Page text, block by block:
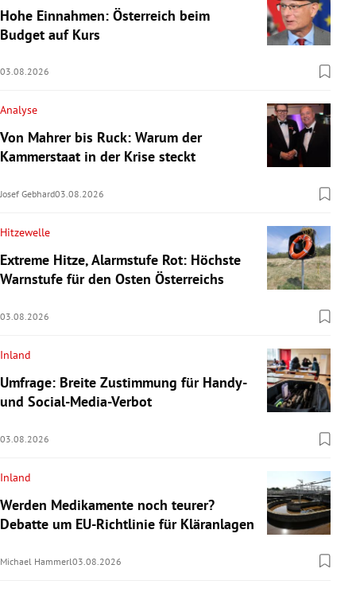
Hohe Einnahmen: Österreich beim
Budget auf Kurs
03.08.2026
Analyse
Von Mahrer bis Ruck: Warum der
Kammerstaat in der Krise steckt
Josef Gebhard03.08.2026
Hitzewelle
Extreme Hitze, Alarmstufe Rot: Höchste
Warnstufe für den Osten Österreichs
03.08.2026
Inland
Umfrage: Breite Zustimmung für Handy-
und Social-Media-Verbot
03.08.2026
Inland
Werden Medikamente noch teurer?
Debatte um EU-Richtlinie für Kläranlagen
Michael Hammerl03.08.2026